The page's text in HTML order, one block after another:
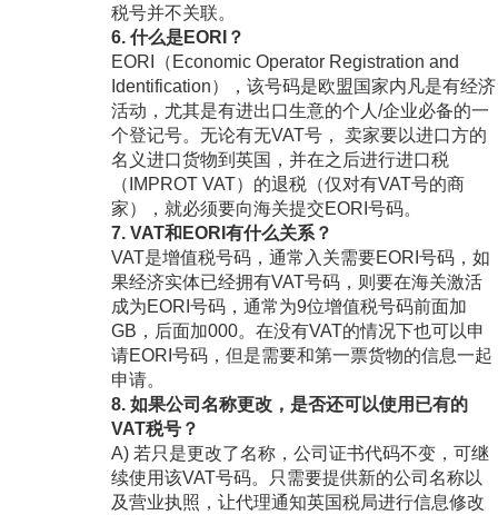
税号并不关联。
6. 什么是EORI？
EORI（Economic Operator Registration and
Identification），该号码是欧盟国家内凡是有经济
活动，尤其是有进出口生意的个人/企业必备的一
个登记号。无论有无VAT号， 卖家要以进口方的
名义进口货物到英国，并在之后进行进口税
（IMPROT VAT）的退税（仅对有VAT号的商
家），就必须要向海关提交EORI号码。
7. VAT和EORI有什么关系？
VAT是增值税号码，通常入关需要EORI号码，如
果经济实体已经拥有VAT号码，则要在海关激活
成为EORI号码，通常为9位增值税号码前面加
GB，后面加000。在没有VAT的情况下也可以申
请EORI号码，但是需要和第一票货物的信息一起
申请。
8. 如果公司名称更改，是否还可以使用已有的
VAT税号？
A) 若只是更改了名称，公司证书代码不变，可继
续使用该VAT号码。只需要提供新的公司名称以
及营业执照，让代理通知英国税局进行信息修改